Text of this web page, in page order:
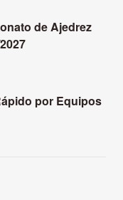
de
de Ajedrez
por Equipos